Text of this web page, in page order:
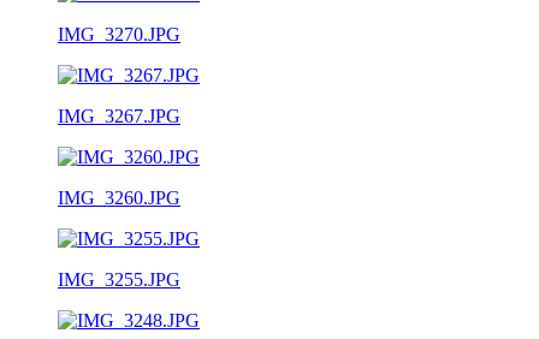
IMG_3270.JPG
IMG_3267.JPG
IMG_3260.JPG
IMG_3255.JPG